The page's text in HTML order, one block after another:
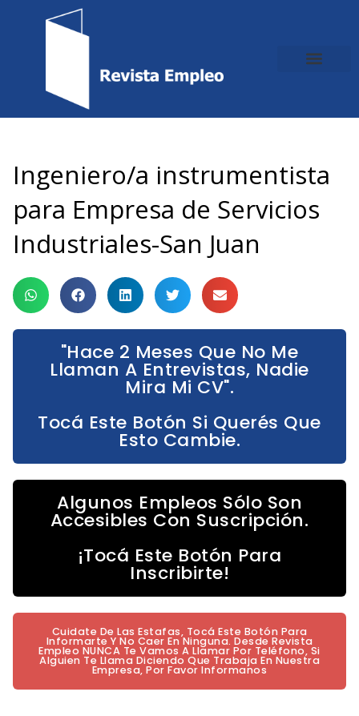
Ingeniero/a instrumentista
para Empresa de Servicios
Industriales-San Juan
"Hace 2 Meses Que No Me
Llaman A Entrevistas, Nadie
Mira Mi CV".
Tocá Este Botón Si Querés Que
Esto Cambie.
Algunos Empleos Sólo Son
Accesibles Con Suscripción.
¡Tocá Este Botón Para
Inscribirte!
Cuidate De Las Estafas, Tocá Este Botón Para
Informarte Y No Caer En Ninguna. Desde Revista
Empleo NUNCA Te Vamos A Llamar Por Teléfono, Si
Alguien Te Llama Diciendo Que Trabaja En Nuestra
Empresa, Por Favor Informanos